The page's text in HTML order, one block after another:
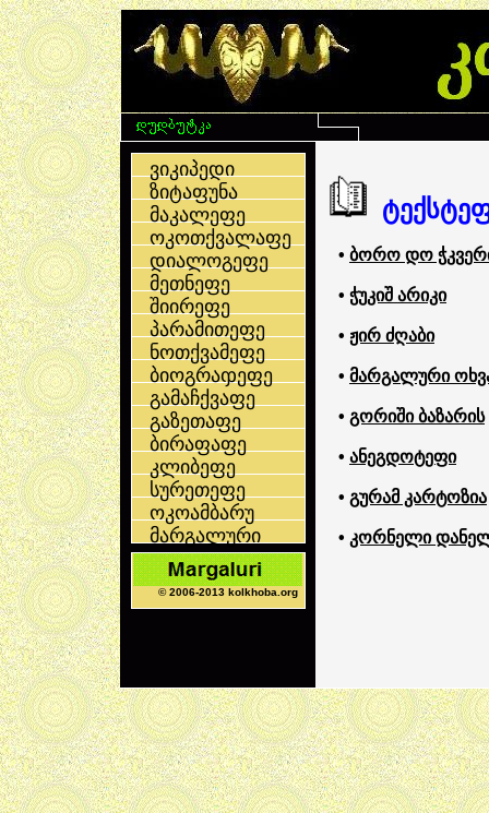
ვიკიპედი
ზიტაფუნა
მაკალეფე
ოკოთქვალაფე
დიალოგეფე
მეთნეფე
შიირეფე
პარამითეფე
ნოთქვამეფე
ბიოგრაჶეფე
გამაჩქვაფე
გაზეთაფე
ბირაფაფე
კლიბეფე
სურეთეფე
ოკოამბარუ
მარგალური
© 2006-2013 kolkhoba.org
• ბორო დო
• ჭუკიშ არიკი
• ჟირ ძღაბი
• მარგალური
• გორიში ბაზარის
• ანეგდოტეფი
• გურამ კარტოზია
• კორნელი